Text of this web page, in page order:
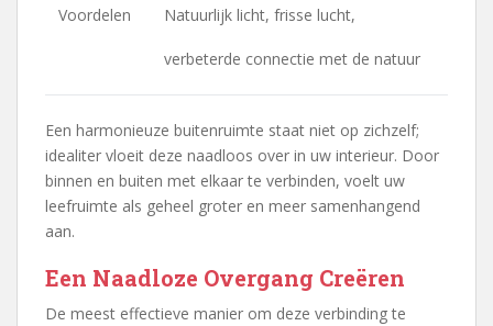
Voordelen Natuurlijk licht, frisse lucht,
verbeterde connectie met de natuur
Een harmonieuze buitenruimte staat niet op zichzelf;
idealiter vloeit deze naadloos over in uw interieur. Door
binnen en buiten met elkaar te verbinden, voelt uw
leefruimte als geheel groter en meer samenhangend
aan.
Een Naadloze Overgang Creëren
De meest effectieve manier om deze verbinding te